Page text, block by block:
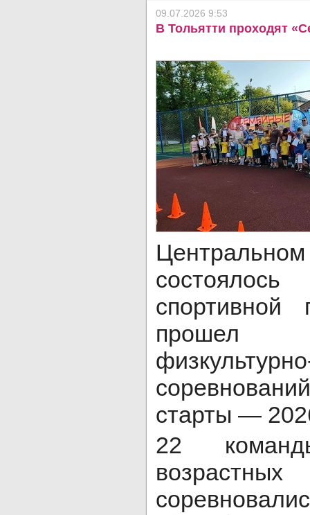
09.07.2026 9:53
В Тольятти проходят
спортивной
прошел
старты —
22